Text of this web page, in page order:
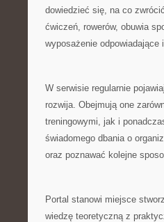
dowiedzieć się, na co
ćwiczeń, rowerów, obuwia
wyposażenie
W serwisie regularnie
rozwija. Obejmują one
treningowymi, jak i
świadomego dbania o
oraz poznawać kolejne
Portal stanowi miejsce
wiedzę teoretyczną z